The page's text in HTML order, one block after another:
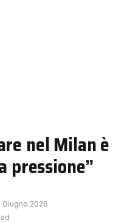
nel Milan è
pressione”
Giugno 2026